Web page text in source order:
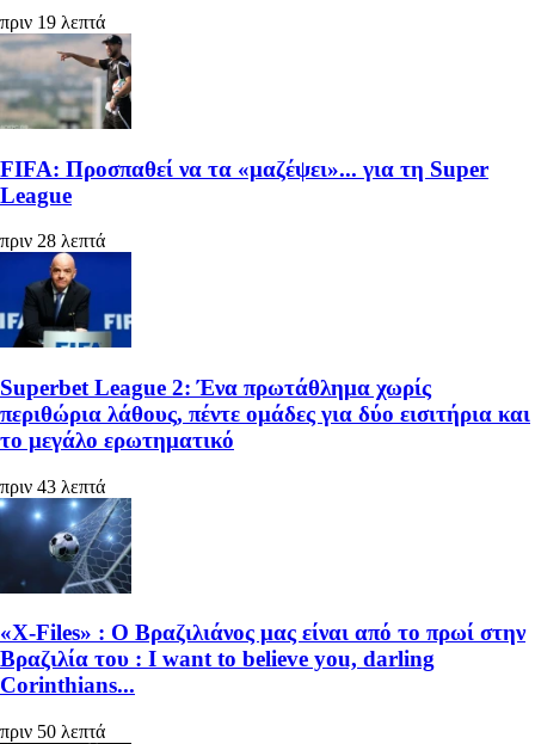
πριν 19 λεπτά
FIFA: Προσπαθεί να τα «μαζέψει»... για τη Super
League
πριν 28 λεπτά
Superbet League 2: Ένα πρωτάθλημα χωρίς
περιθώρια λάθους, πέντε ομάδες για δύο εισιτήρια και
το μεγάλο ερωτηματικό
πριν 43 λεπτά
«X-Files» : Ο Βραζιλιάνος μας είναι από το πρωί στην
Βραζιλία του : I want to believe you, darling
Corinthians...
πριν 50 λεπτά